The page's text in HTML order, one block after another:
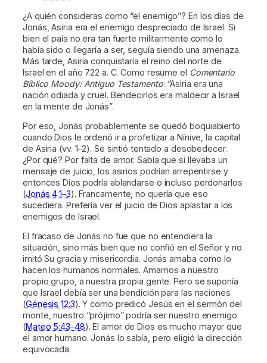
¿A quién consideras como “el enemigo”? En los días de
Jonás, Asiria era el enemigo despreciado de Israel. Si
bien el país no era tan fuerte militarmente como lo
había sido o llegaría a ser, seguía siendo una amenaza.
Más tarde, Asiria conquistaría el reino del norte de
Israel en el año 722 a. C. Como resume el Comentario
Bíblico Moody: Antiguo Testamento: “Asiria era una
nación odiada y cruel. Bendecirlos era maldecir a Israel
en la mente de Jonás”.
Por eso, Jonás probablemente se quedó boquiabierto
cuando Dios le ordenó ir a profetizar a Nínive, la capital
de Asiria (vv. 1–2). Se sintió tentado a desobedecer.
¿Por qué? Por falta de amor. Sabía que si llevaba un
mensaje de juicio, los asirios podrían arrepentirse y
entonces Dios podría ablandarse o incluso perdonarlos
(Jonás 4:1–3). Francamente, no quería que eso
sucediera. Prefería ver el juicio de Dios aplastar a los
enemigos de Israel.
El fracaso de Jonás no fue que no entendiera la
situación, sino más bien que no confió en el Señor y no
imitó Su gracia y misericordia. Jonás amaba como lo
hacen los humanos normales. Amamos a nuestro
propio grupo, a nuestra propia gente. Pero se suponía
que Israel debía ser una bendición para las naciones
(Génesis 12:3). Y como predicó Jesús en el sermón del
monte, nuestro “prójimo” podría ser nuestro enemigo
(Mateo 5:43–48). El amor de Dios es mucho mayor que
el amor humano. Jonás lo sabía, pero eligió la dirección
equivocada.